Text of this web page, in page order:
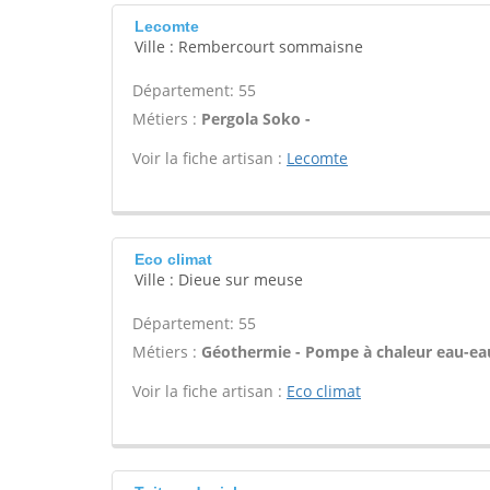
Lecomte
Ville : Rembercourt sommaisne
Département: 55
Métiers : Pergola Soko -
Voir la fiche artisan : Lecomte
Eco climat
Ville : Dieue sur meuse
Département: 55
Métiers : Géothermie - Pompe à chaleur eau-
Voir la fiche artisan : Eco climat